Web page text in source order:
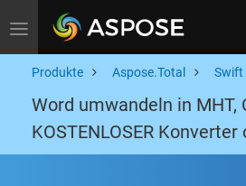
Toggle navigation
Produkte Aspose.Total Swift
Word umwandeln in MHT,
KOSTENLOSER